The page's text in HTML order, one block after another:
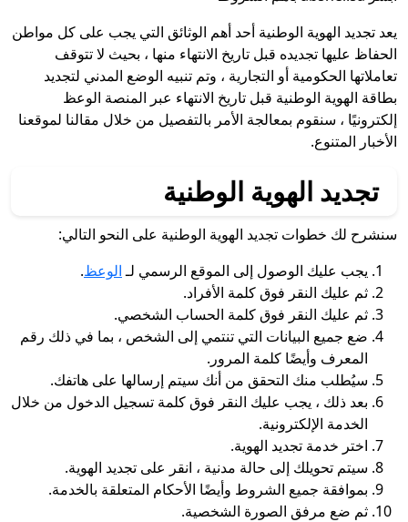
يعد تجديد الهوية الوطنية أحد أهم الوثائق التي يجب على كل مواطن
الحفاظ عليها تجديده قبل تاريخ الانتهاء منها ، بحيث لا تتوقف
تعاملاتها الحكومية أو التجارية ، وتم تنبيه الوضع المدني لتجديد
بطاقة الهوية الوطنية قبل تاريخ الانتهاء عبر المنصة الوعظ
إلكترونيًا ، سنقوم بمعالجة الأمر بالتفصيل من خلال مقالنا لموقعنا
الأخبار المتنوع.
تجديد الهوية الوطنية
سنشرح لك خطوات تجديد الهوية الوطنية على النحو التالي:
يجب عليك الوصول إلى الموقع الرسمي لـالوعظ.
ثم عليك النقر فوق كلمة الأفراد.
ثم عليك النقر فوق كلمة الحساب الشخصي.
ضع جميع البيانات التي تنتمي إلى الشخص ، بما في ذلك رقم
المعرف وأيضًا كلمة المرور.
سيُطلب منك التحقق من أنك سيتم إرسالها على هاتفك.
بعد ذلك ، يجب عليك النقر فوق كلمة تسجيل الدخول من خلال
الخدمة الإلكترونية.
اختر خدمة تجديد الهوية.
سيتم تحويلك إلى حالة مدنية ، انقر على تجديد الهوية.
بموافقة جميع الشروط وأيضًا الأحكام المتعلقة بالخدمة.
ثم ضع مرفق الصورة الشخصية.